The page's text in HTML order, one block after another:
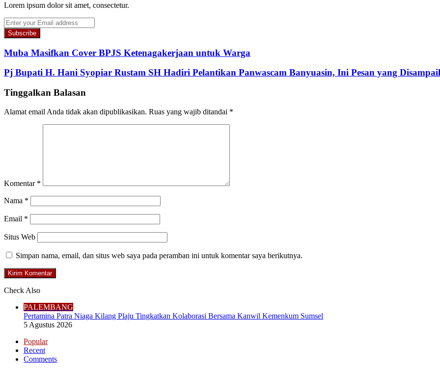
Lorem ipsum dolor sit amet, consectetur.
Enter
your
Email
address
Muba Masifkan Cover BPJS Ketenagakerjaan untuk Warga
Pj Bupati H. Hani Syopiar Rustam SH Hadiri Pelantikan Panwascam Banyuasin, Ini Pesan yang
Tinggalkan Balasan
Alamat email Anda tidak akan dipublikasikan. Ruas yang wajib ditandai *
Komentar *
Nama *
Email *
Situs Web
Simpan nama, email, dan situs web saya pada peramban ini untuk komentar saya berikutnya.
Check Also
PALEMBANG
Pertamina Patra Niaga Kilang Plaju Tingkatkan Kolaborasi Bersama Kanwil Kemenkum Sumsel
5 Agustus 2026
Popular
Recent
Comments